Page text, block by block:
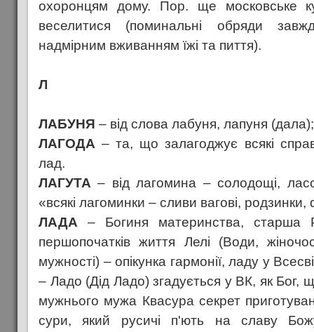
охоронцям дому. Пор. ще московське
веселитися (поминальні обряди
надмірним вживанням їжі та пиття).
Л
ЛАБУНЯ – від слова лабуня, лапуня
ЛАГОДА – та, що залагоджує всякі
лад.
ЛАГУТА – від лагомина – солодощі,
«всякі лагоминки – сливи вагові,
ЛАДА – Богиня материнства, старша
першопочатків життя Лелі (Води,
мужності) – опікунка гармонії, ладу у
– Ладо (Дід Ладо) згадується у ВК, як Бог,
мужнього мужа Квасура секрет
сури, який русичі п'ють на славу